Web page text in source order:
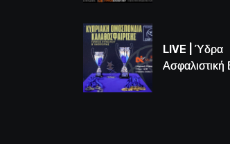
LIVE | Ύδρα
Ασφαλιστική